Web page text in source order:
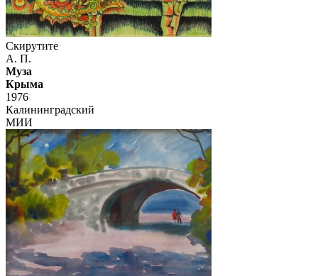
Скирутите
А. П.
Муза
Крыма
1976
Калининградский
МИИ